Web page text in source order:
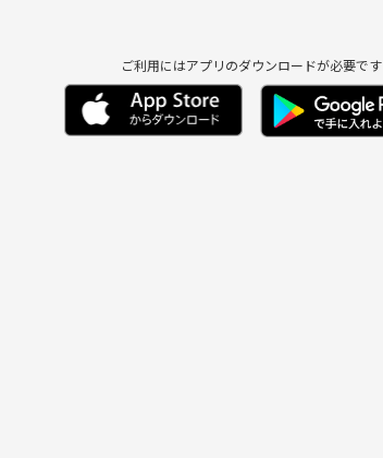
ご利用にはアプリのダウンロードが必要です